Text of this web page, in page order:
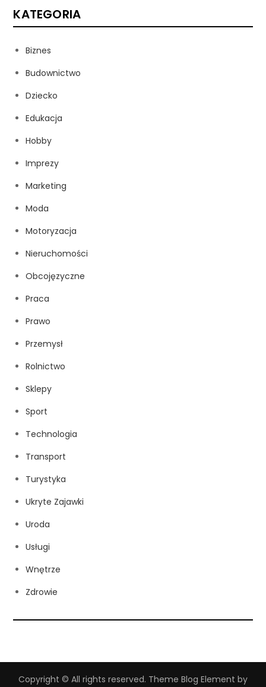
KATEGORIA
Biznes
Budownictwo
Dziecko
Edukacja
Hobby
Imprezy
Marketing
Moda
Motoryzacja
Nieruchomości
Obcojęzyczne
Praca
Prawo
Przemysł
Rolnictwo
Sklepy
Sport
Technologia
Transport
Turystyka
Ukryte Zajawki
Uroda
Usługi
Wnętrze
Zdrowie
Copyright © All rights reserved. Theme Blog Element by